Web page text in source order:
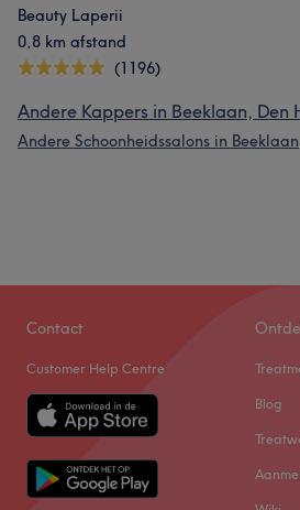
Beauty Laperii
0,8 km afstand
(1196)
Andere Kappers in Beeklaan, Den
Andere Schoonheidssalons in
Contact
Customer Help Centre
Blog